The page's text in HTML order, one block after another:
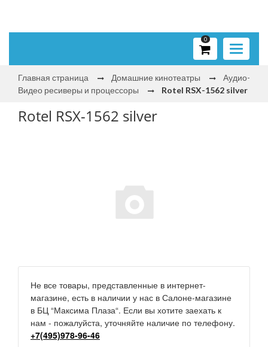
Toggle
0
Главная страница Домашние кинотеатры
Аудио-
Видео ресиверы и процессоры
Rotel RSX-1562 silver
Rotel RSX-1562 silver
Не все товары, представленные в интернет-
магазине, есть в наличии у нас в Салоне-магазине
в БЦ “Максима Плаза“. Если вы хотите заехать к
нам - пожалуйста, уточняйте наличие по телефону.
+7(495)978-96-46